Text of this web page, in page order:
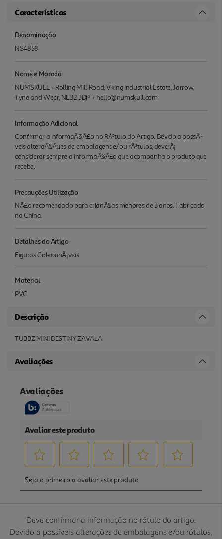
Características
Denominação
NS4858
Nome e Morada
NUMSKULL + Rolling Mill Road, Viking Industrial Estate, Jarrow,
Tyne and Wear, NE32 3DP + hello@numskull.com
Informação Adicional
Confirmar a informaÃ§Ã£o no RÃ³tulo do Artigo. Devido a possÃ­
veis alteraÃ§Ãµes de embalagens e/ou rÃ³tulos, deverÃ¡
considerar sempre a informaÃ§Ã£o que acompanha o produto que
recebe.
Precauções Utilização
NÃ£o recomendado para crianÃ§as menores de 3 anos. Fabricado
na China.
Detalhes do Artigo
Figuras ColecionÃ¡veis
Material
PVC
Descrição
TUBBZ MINI DESTINY ZAVALA
Avaliações
Deve confirmar a informação no rótulo do artigo.
Devido a possíveis alterações de embalagens e/ou rótulos,